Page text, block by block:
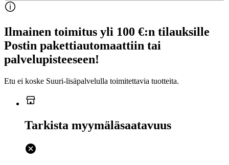
Ilmainen toimitus yli 100 €:n tilauksille
Postin pakettiautomaattiin tai
palvelupisteeseen!
Etu ei koske Suuri‑lisäpalvelulla toimitettavia tuotteita.
Tarkista myymäläsaatavuus